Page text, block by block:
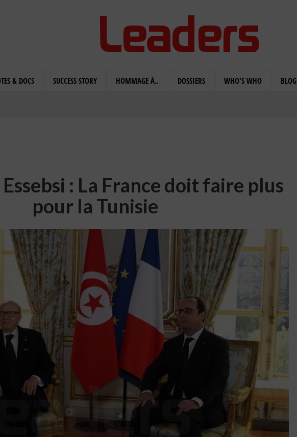
& DOCS SUCCESS STORY HOMMAGE À.. DOSSIERS WHO'S WHO BLOG
: La France doit faire plus
pour la Tunisie